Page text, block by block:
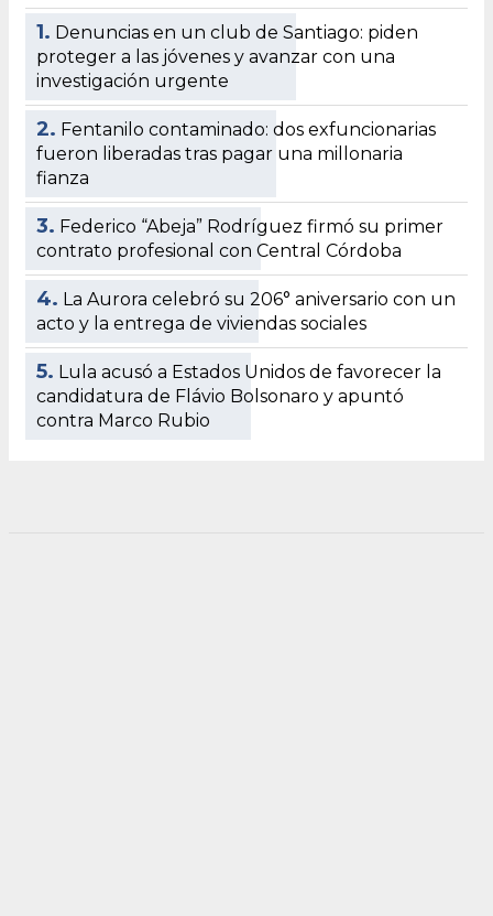
1. Denuncias en un club de Santiago: piden
proteger a las jóvenes y avanzar con una
investigación urgente
2. Fentanilo contaminado: dos exfuncionarias
fueron liberadas tras pagar una millonaria
fianza
3. Federico “Abeja” Rodríguez firmó su primer
contrato profesional con Central Córdoba
4. La Aurora celebró su 206° aniversario con un
acto y la entrega de viviendas sociales
5. Lula acusó a Estados Unidos de favorecer la
candidatura de Flávio Bolsonaro y apuntó
contra Marco Rubio